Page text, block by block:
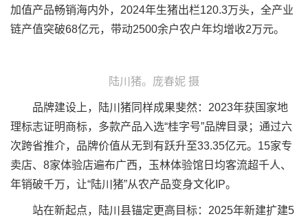
加值产品畅销海内外，2024年生猪出栏120.3万头，全产业
链产值突破68亿元，带动2500余户农户年均增收2万元。
陆川猪。庞春妮 摄
品牌建设上，陆川猪同样成果斐然：2023年获国家地
理标志证明商标，多款产品入选“桂字号”品牌目录；通过六
次跨省推介，品牌价值从无到有跃升至33.35亿元。15家专
卖店、8家体验店遍布广西，玉林体验馆日均客流超千人、
年销破千万，让“陆川猪”从农产品变身文化IP。
站在新起点，陆川县锚定更高目标：2025年新建扩建5